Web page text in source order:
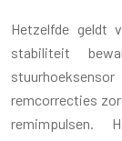
Hetzelfde geldt
stabiliteit
remcorrecties